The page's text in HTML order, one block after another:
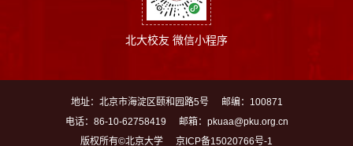
北大校友 微信小程序
地址：北京市海淀区颐和园路5号
邮编：100871
电话：86-10-62758419
邮箱：pkuaa@pku.org.cn
版权所有©北京大学
京ICP备15020766号-1